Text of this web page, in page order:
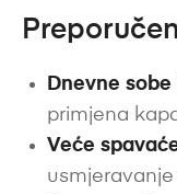
Dnevne
primjena
Veće